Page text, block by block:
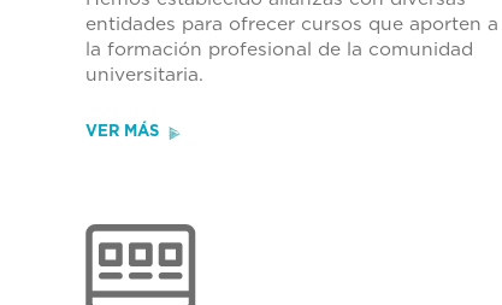
entidades para ofrecer cursos que aporten a
la formación profesional de la comunidad
universitaria.
VER MÁS